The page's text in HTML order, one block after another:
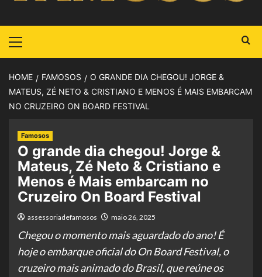
HOME FAMOSOS
O GRANDE DIA CHEGOU! JORGE &
MATEUS, ZÉ NETO & CRISTIANO E MENOS É MAIS EMBARCAM
NO CRUZEIRO ON BOARD FESTIVAL
Famosos
O grande dia chegou! Jorge &
Mateus, Zé Neto & Cristiano e
Menos é Mais embarcam no
Cruzeiro On Board Festival
assessoriadefamosos maio 26, 2025
Chegou o momento mais aguardado do ano! É
hoje o embarque oficial do On Board Festival, o
cruzeiro mais animado do Brasil, que reúne os